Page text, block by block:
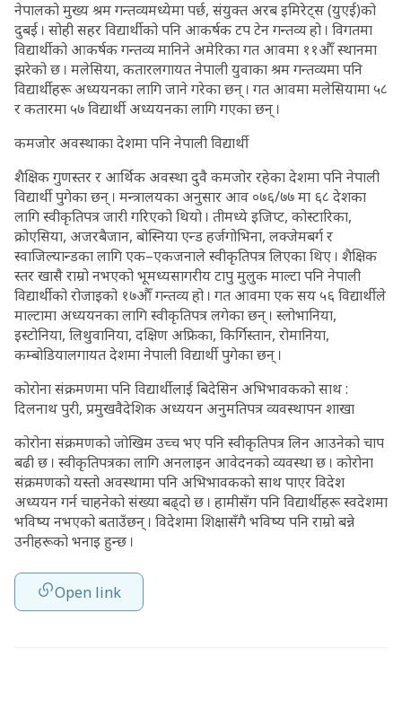
नेपालको मुख्य श्रम गन्तव्यमध्येमा पर्छ, संयुक्त अरब इमिरेट्स (युएई)को
दुबई । सोही सहर विद्यार्थीको पनि आकर्षक टप टेन गन्तव्य हो । विगतमा
विद्यार्थीको आकर्षक गन्तव्य मानिने अमेरिका गत आवमा ११औँ स्थानमा
झरेको छ । मलेसिया, कतारलगायत नेपाली युवाका श्रम गन्तव्यमा पनि
विद्यार्थीहरू अध्ययनका लागि जाने गरेका छन् । गत आवमा मलेसियामा ५८
र कतारमा ५७ विद्यार्थी अध्ययनका लागि गएका छन् ।
कमजोर अवस्थाका देशमा पनि नेपाली विद्यार्थी
शैक्षिक गुणस्तर र आर्थिक अवस्था दुवै कमजोर रहेका देशमा पनि नेपाली
विद्यार्थी पुगेका छन् । मन्त्रालयका अनुसार आव ०७६/७७ मा ६८ देशका
लागि स्वीकृतिपत्र जारी गरिएको थियो । तीमध्ये इजिप्ट, कोस्टारिका,
क्रोएसिया, अजरबैजान, बोस्निया एन्ड हर्जगोभिना, लक्जेमबर्ग र
स्वाजिल्यान्डका लागि एक–एकजनाले स्वीकृतिपत्र लिएका थिए । शैक्षिक
स्तर खासै राम्रो नभएको भूमध्यसागरीय टापु मुलुक माल्टा पनि नेपाली
विद्यार्थीको रोजाइको १७औँ गन्तव्य हो । गत आवमा एक सय ५६ विद्यार्थीले
माल्टामा अध्ययनका लागि स्वीकृतिपत्र लगेका छन् । स्लोभानिया,
इस्टोनिया, लिथुवानिया, दक्षिण अफ्रिका, किर्गिस्तान, रोमानिया,
कम्बोडियालगायत देशमा नेपाली विद्यार्थी पुगेका छन् ।
कोरोना संक्रमणमा पनि विद्यार्थीलाई बिदेसिन अभिभावकको साथ :
दिलनाथ पुरी, प्रमुखवैदेशिक अध्ययन अनुमतिपत्र व्यवस्थापन शाखा
कोरोना संक्रमणको जोखिम उच्च भए पनि स्वीकृतिपत्र लिन आउनेको चाप
बढी छ । स्वीकृतिपत्रका लागि अनलाइन आवेदनको व्यवस्था छ । कोरोना
संक्रमणको यस्तो अवस्थामा पनि अभिभावकको साथ पाएर विदेश
अध्ययन गर्न चाहनेको संख्या बढ्दो छ । हामीसँग पनि विद्यार्थीहरू स्वदेशमा
भविष्य नभएको बताउँछन् । विदेशमा शिक्षासँगै भविष्य पनि राम्रो बन्ने
उनीहरूको भनाइ हुन्छ ।
Open link